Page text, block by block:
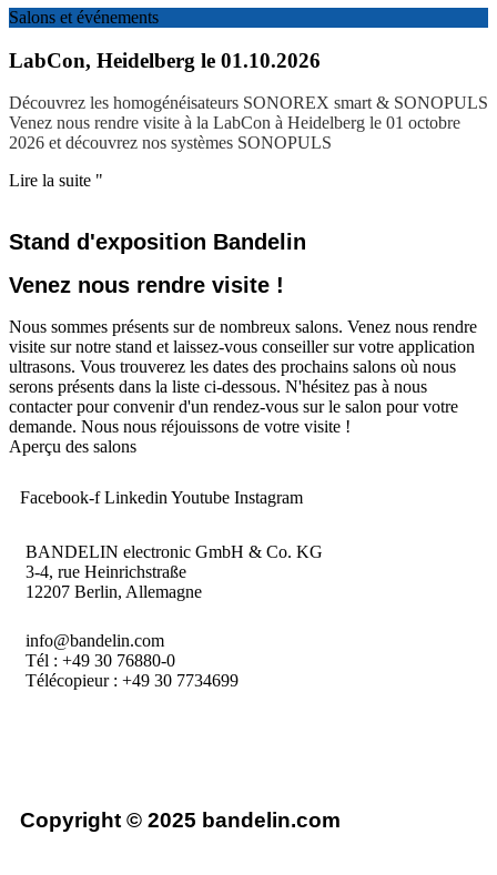
Salons et événements
LabCon, Heidelberg le 01.10.2026
Découvrez les homogénéisateurs SONOREX smart & SONOPULS
Venez nous rendre visite à la LabCon à Heidelberg le 01 octobre
2026 et découvrez nos systèmes SONOPULS
Lire la suite "
Stand d'exposition Bandelin
Venez nous rendre visite !
Nous sommes présents sur de nombreux salons. Venez nous rendre
visite sur notre stand et laissez-vous conseiller sur votre application
ultrasons. Vous trouverez les dates des prochains salons où nous
serons présents dans la liste ci-dessous. N'hésitez pas à nous
contacter pour convenir d'un rendez-vous sur le salon pour votre
demande. Nous nous réjouissons de votre visite !
Aperçu des salons
Facebook-f Linkedin Youtube Instagram
BANDELIN electronic GmbH & Co. KG
3-4, rue Heinrichstraße
12207 Berlin, Allemagne
info@bandelin.com
Tél : +49 30 76880-0
Télécopieur : +49 30 7734699
Copyright © 2025 bandelin.com